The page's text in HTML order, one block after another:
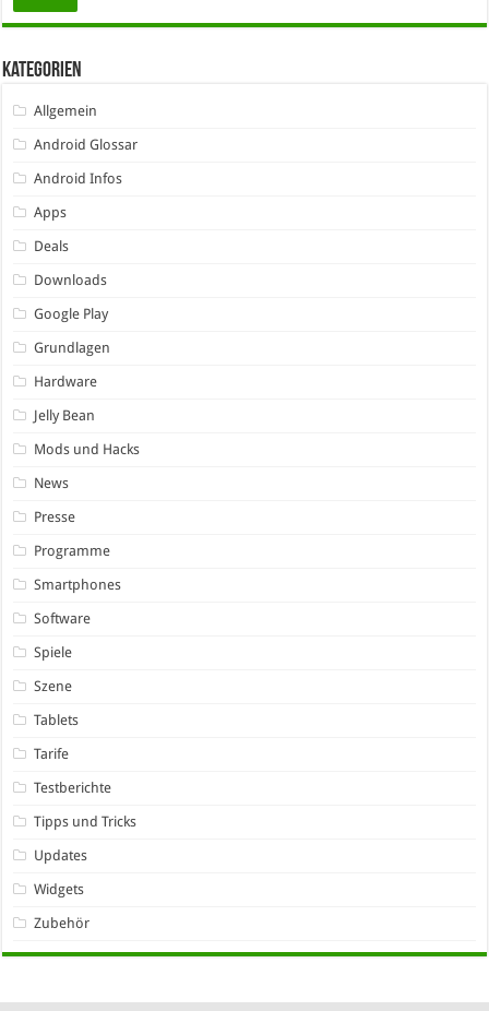
Kategorien
Allgemein
Android Glossar
Android Infos
Apps
Deals
Downloads
Google Play
Grundlagen
Hardware
Jelly Bean
Mods und Hacks
News
Presse
Programme
Smartphones
Software
Spiele
Szene
Tablets
Tarife
Testberichte
Tipps und Tricks
Updates
Widgets
Zubehör